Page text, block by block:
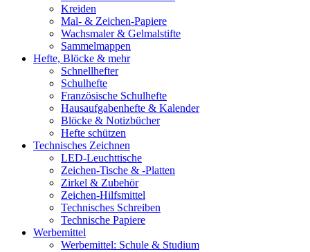
Kreiden
Mal- & Zeichen-Papiere
Wachsmaler & Gelmalstifte
Sammelmappen
Hefte, Blöcke & mehr
Schnellhefter
Schulhefte
Französische Schulhefte
Hausaufgabenhefte & Kalender
Blöcke & Notizbücher
Hefte schützen
Technisches Zeichnen
LED-Leuchttische
Zeichen-Tische & -Platten
Zirkel & Zubehör
Zeichen-Hilfsmittel
Technisches Schreiben
Technische Papiere
Werbemittel
Werbemittel: Schule & Studium